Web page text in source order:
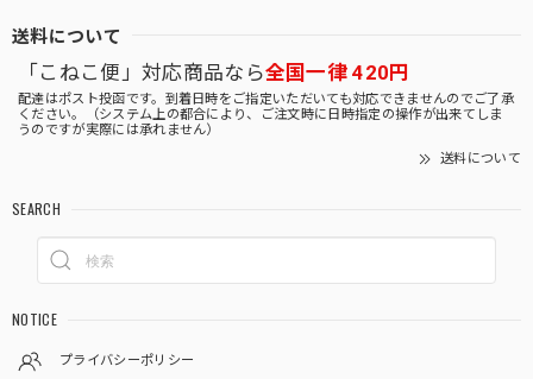
送料について
「こねこ便」対応商品なら全国一律 420円
配達はポスト投函です。到着日時をご指定いただいても対応できませんのでご了承
ください。（システム上の都合により、ご注文時に日時指定の操作が出来てしま
うのですが実際には承れません）
送料について
SEARCH
NOTICE
プライバシーポリシー